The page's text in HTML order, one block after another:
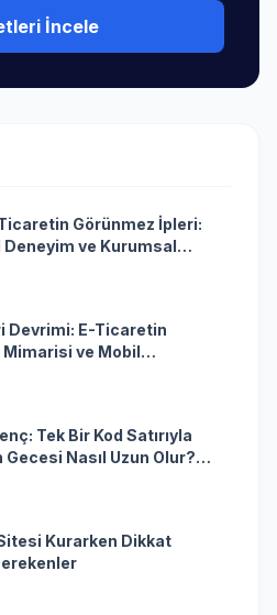
İncele
Ticaretin Görünmez İpleri:
Deneyim ve Kurumsal
Senkronizasyonu
Devrimi: E-Ticaretin
Mimarisi ve Mobil
Kurumsal Anahtarı
Tek Bir Kod Satırıyla
Nasıl Uzun Olur?
Güçlü Rolü)
Kurarken Dikkat